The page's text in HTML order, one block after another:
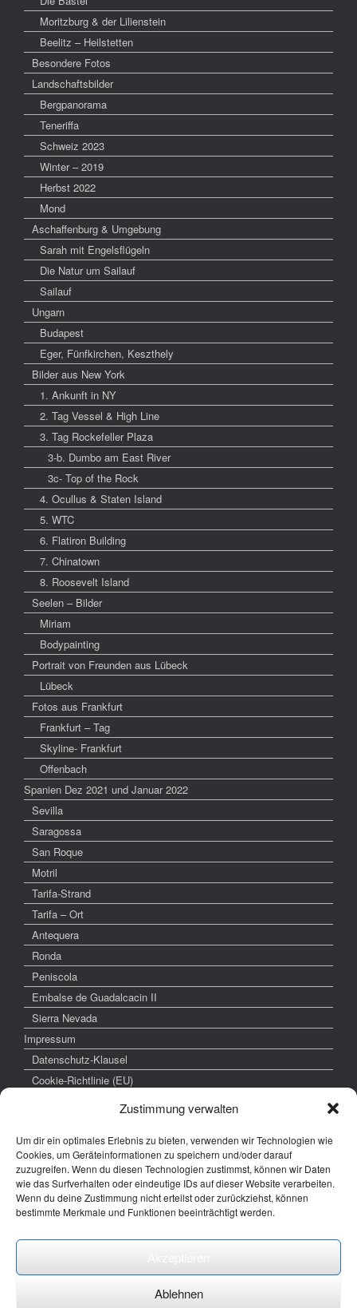
Zustimmung verwalten
Um dir ein optimales Erlebnis zu bieten, verwenden wir Technologien wie
Cookies, um Geräteinformationen zu speichern und/oder darauf
zuzugreifen. Wenn du diesen Technologien zustimmst, können wir Daten
wie das Surfverhalten oder eindeutige IDs auf dieser Website verarbeiten.
Wenn du deine Zustimmung nicht erteilst oder zurückziehst, können
bestimmte Merkmale und Funktionen beeinträchtigt werden.
Ablehnen
Moritzburg & der Lilienstein
Beelitz – Heilstetten
Besondere Fotos
Landschaftsbilder
Bergpanorama
Teneriffa
Schweiz 2023
Winter – 2019
Herbst 2022
Mond
Aschaffenburg & Umgebung
Sarah mit Engelsflügeln
Die Natur um Sailauf
Sailauf
Ungarn
Budapest
Eger, Fünfkirchen, Keszthely
Bilder aus New York
1. Ankunft in NY
2. Tag Vessel & High Line
3. Tag Rockefeller Plaza
3-b. Dumbo am East River
3c- Top of the Rock
4. Ocullus & Staten Island
5. WTC
6. Flatiron Building
7. Chinatown
8. Roosevelt Island
Seelen – Bilder
Miriam
Bodypainting
Portrait von Freunden aus Lübeck
Lübeck
Fotos aus Frankfurt
Frankfurt – Tag
Skyline- Frankfurt
Offenbach
Spanien Dez 2021 und Januar 2022
Sevilla
Saragossa
San Roque
Motril
Tarifa-Strand
Tarifa – Ort
Antequera
Ronda
Peniscola
Embalse de Guadalcacin II
Sierra Nevada
Impressum
Datenschutz-Klausel
Cookie-Richtlinie (EU)
weitere interessante Links
www.hochzeitsfoto-tk.de
www.fotografie-kraemer.de
E-Mail: thomas ( @) thomas-kraemer-fotografie.de